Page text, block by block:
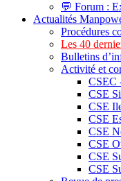
💬 Forum :
Actualités
Procédures
Les 40
Bulletins
Activité et
CSEC
CSE
CSE
CSE
CSE
CSE
CSE
CSE